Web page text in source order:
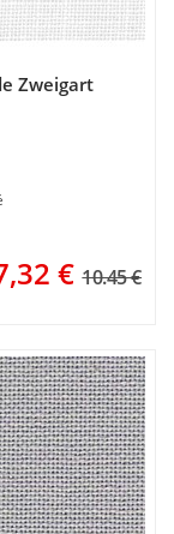
Zweigart
€ 10.45 €